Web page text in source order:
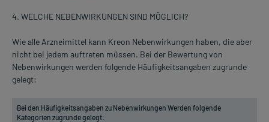
4. WELCHE NEBENWIRKUNGEN SIND MÖGLICH?
Wie alle Arzneimittel kann Kreon Nebenwirkungen haben, die aber
nicht bei jedem auftreten müssen. Bei der Bewertung von
Nebenwirkungen werden folgende Häufigkeitsangaben zugrunde
gelegt:
Bei den Häufigkeitsangaben zu Nebenwirkungen Werden folgende
Kategorien zugrunde gelegt: